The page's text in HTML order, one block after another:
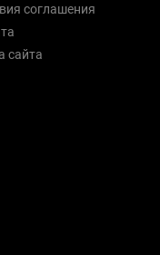
соглашения
сайта